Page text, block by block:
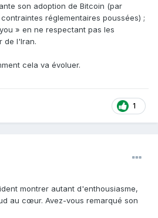
son adoption de Bitcoin (par
réglementaires poussées) ;
» en ne respectant pas les
de l'Iran.
cela va évoluer.
1
montrer autant d'enthousiasme,
au cœur. Avez-vous remarqué son